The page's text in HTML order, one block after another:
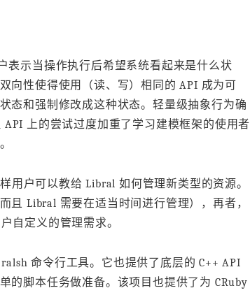
表示当操作执行后希望系统看起来是什么状
向性使得使用（读、写）相同的 API 成为可
态和强制修改成这种状态。轻量级抽象行为确
上的尝试过度加重了学习建模框架的使用者
用户可以教给 Libral 如何管理新类型的资源。
且 Libral 需要在适当时间进行管理），再者，
自定义的管理需求。
命令行工具。它也提供了底层的 C++ API
的脚本任务做准备。该项目也提供了为 CRuby